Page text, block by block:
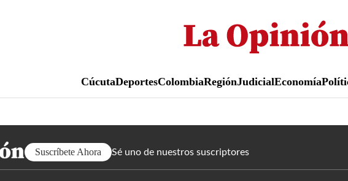
al
contenido
CúcutaDeportesColombiaRegiónJudicialEconomía
Suscríbete Ahora Sé uno de nuestros suscriptores